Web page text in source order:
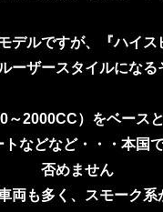
デルですが、『ハイ
ーザースタイルになる
2000CC）をベース
などなど・・・本国
否めません
両も多く、スモーク